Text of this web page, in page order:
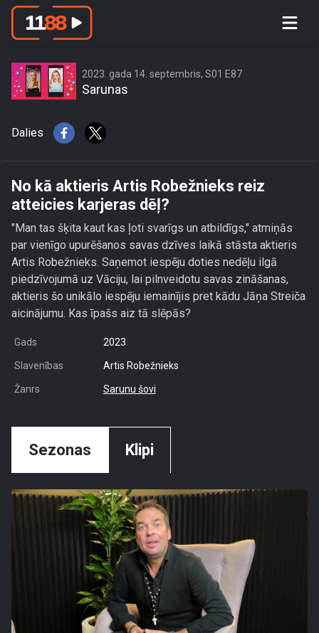
No kā aktieris Artis Robežnieks reiz
2023. gada 14. septembris, S01 E87
Sarunas
Dalies
No kā aktieris Artis Robežnieks reiz
atteicies karjeras dēļ?
"Man tas šķita kaut kas ļoti svarīgs un atbildīgs," atmiņās
par vienīgo upurēšanos savas dzīves laikā stāsta aktieris
Artis Robežnieks. Saņemot iespēju doties nedēļu ilgā
piedzīvojumā uz Vāciju, lai pilnveidotu savas zināšanas,
aktieris šo unikālo iespēju iemainījis pret kādu Jāņa Streiča
aicinājumu. Kas īpašs aiz tā slēpās?
Gads 2023
Slavenības Artis Robežnieks
Žanrs Sarunu šovi
Sezonas Klipi